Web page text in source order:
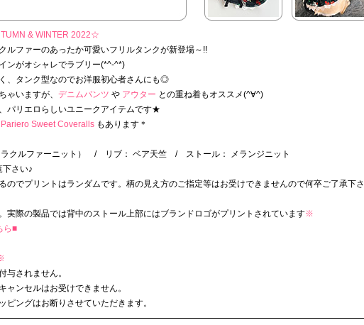
& WINTER 2022☆
ルファーのあったか可愛いフリルタンクが新登場～!!
ンがオシャレでラブリー(*^-^*)
、タンク型なのでお洋服初心者さんにも◎
ゃいますが、 デニムパンツ や アウター との重ね着もオススメ(^∀^)
パリエロらしいユニークアイテムです★
Pariero Sweet Coveralls もあります＊
ラクルファーニット） / リブ： ベア天竺 / ストール： メランジニット
下さい♪
のでプリントはランダムです。柄の見え方のご指定等はお受けできませんので何卒ご了承下さ
実際の製品では背中のストール上部にはブランドロゴがプリントされています※
ら■
されません。
ンセルはお受けできません。
ングはお断りさせていただきます。